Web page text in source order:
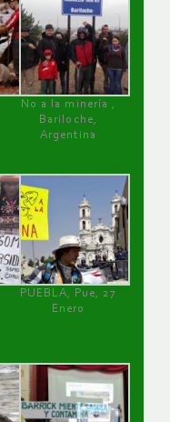
No a la minería ,
Bariloche,
Argentina
PUEBLA, Pue, 27
Enero